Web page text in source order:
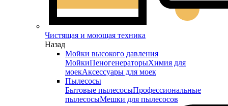
Чистящая и моющая техника
Назад
Мойки высокого давления
МойкиПеногенераторыХимия для
моекАксессуары для моек
Пылесосы
Бытовые пылесосыПрофессиональные
пылесосыМешки для пылесосов